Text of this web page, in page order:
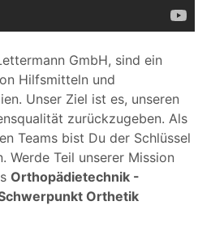
GmbH, sind ein
Hilfsmitteln und
Unser Ziel ist es, unseren
zurückzugeben. Als
Teams bist Du der Schlüssel
Werde Teil unserer Mission
Orthopädietechnik -
Orthetik